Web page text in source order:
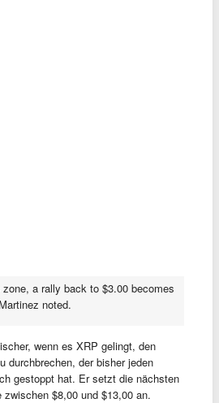
a rally back to $3.00 becomes
noted.
wenn es XRP gelingt, den
durchbrechen, der bisher jeden
gestoppt hat. Er setzt die nächsten
$8,00 und $13,00 an.